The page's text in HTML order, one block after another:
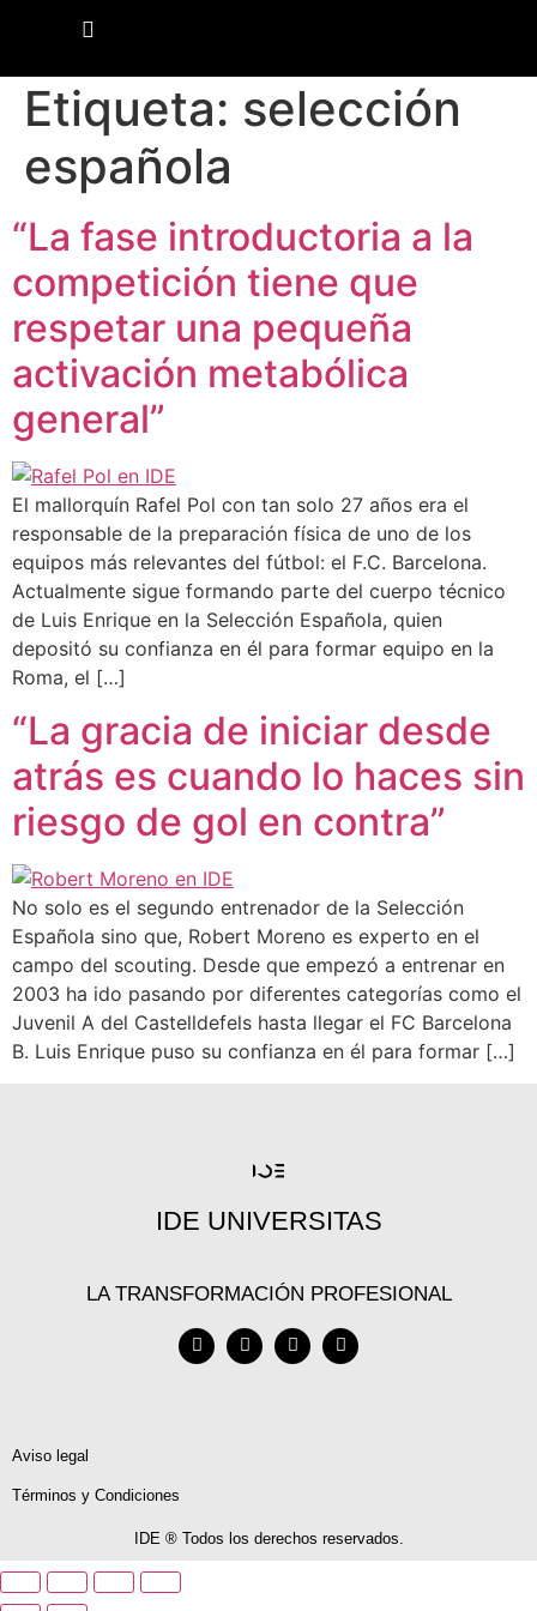
Etiqueta: selección
española
“La fase introductoria a la
competición tiene que
respetar una pequeña
activación metabólica
general”
El mallorquín Rafel Pol con tan solo 27 años era el
responsable de la preparación física de uno de los
equipos más relevantes del fútbol: el F.C. Barcelona.
Actualmente sigue formando parte del cuerpo técnico
de Luis Enrique en la Selección Española, quien
depositó su confianza en él para formar equipo en la
Roma, el […]
“La gracia de iniciar desde
atrás es cuando lo haces sin
riesgo de gol en contra”
No solo es el segundo entrenador de la Selección
Española sino que, Robert Moreno es experto en el
campo del scouting. Desde que empezó a entrenar en
2003 ha ido pasando por diferentes categorías como el
Juvenil A del Castelldefels hasta llegar el FC Barcelona
B. Luis Enrique puso su confianza en él para formar […]
IDE UNIVERSITAS
LA TRANSFORMACIÓN PROFESIONAL
Aviso legal
Términos y Condiciones
IDE ® Todos los derechos reservados.